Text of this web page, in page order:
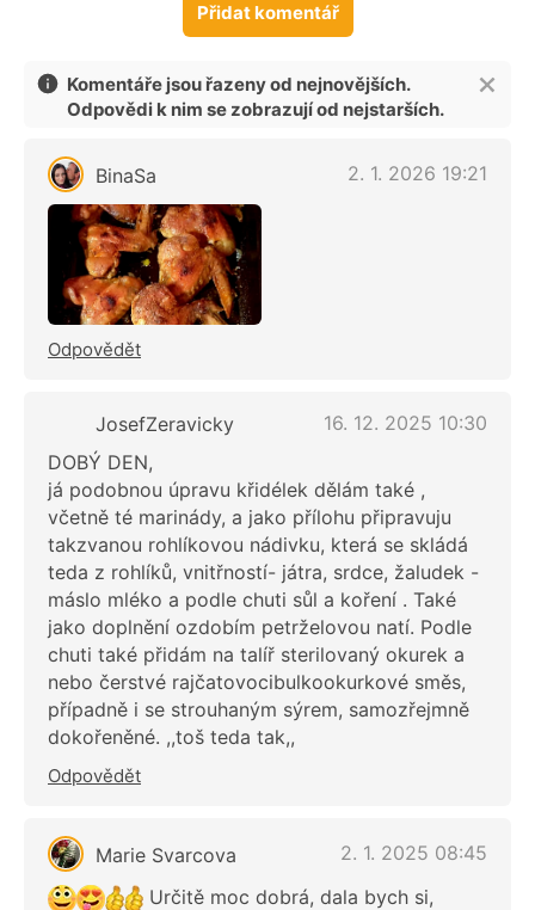
Přidat komentář
Komentáře jsou řazeny od nejnovějších.
Odpovědi k nim se zobrazují od nejstarších.
BinaSa 2. 1. 2026 19:21
Odpovědět
JosefZeravicky
16. 12. 2025 10:30
DOBÝ DEN,
já podobnou úpravu křidélek dělám také ,
včetně té marinády, a jako přílohu připravuju
takzvanou rohlíkovou nádivku, která se skládá
teda z rohlíků, vnitřností- játra, srdce, žaludek -
máslo mléko a podle chuti sůl a koření . Také
jako doplnění ozdobím petrželovou natí. Podle
chuti také přidám na talíř sterilovaný okurek a
nebo čerstvé rajčatovocibulkookurkové směs,
případně i se strouhaným sýrem, samozřejmně
dokořeněné. ,,toš teda tak,,
Odpovědět
Marie Svarcova
2. 1. 2025 08:45
Určitě moc dobrá, dala bych si,